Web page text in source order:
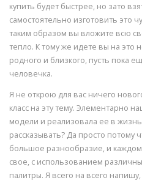
купить будет быстрее, но зато
самостоятельно изготовить это
таким образом вы вложите всю
тепло. К тому же идете вы на это
родного и близкого, пусть пока
человечка.
Я не открою для вас ничего
класс на эту тему. Элементарно
модели и реализовала ее в
рассказывать? Да просто потому
большое разнообразие, и
свое, с использованием
палитры. Я всего на всего